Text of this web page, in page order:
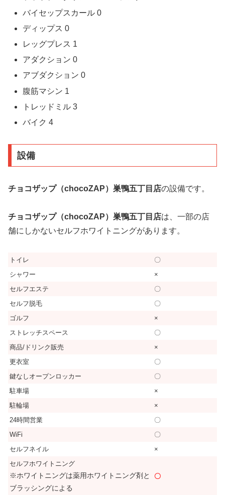
バイセップスカール 0
ディップス 0
レッグプレス 1
アダクション 0
アブダクション 0
腹筋マシン 1
トレッドミル 3
バイク 4
設備
チョコザップ（chocoZAP）巣鴨五丁目店の設備です。
チョコザップ（chocoZAP）巣鴨五丁目店は、一部の店
舗にしかないセルフホワイトニングがあります。
トイレ
〇
シャワー
×
セルフエステ
〇
セルフ脱毛
〇
ゴルフ
×
ストレッチスペース
〇
商品/ドリンク販売
×
更衣室
〇
鍵なしオープンロッカー
〇
駐車場
×
駐輪場
×
24時間営業
〇
WiFi
〇
セルフネイル
×
セルフホワイトニング
※ホワイトニングは薬用ホワイトニング剤と
ブラッシングによる
〇